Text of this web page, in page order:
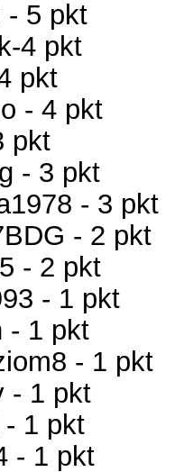
- 5 pkt
4 pkt
pkt
- 4 pkt
pkt
- 3 pkt
- 3 pkt
- 2 pkt
- 2 pkt
- 1 pkt
- 1 pkt
- 1 pkt
- 1 pkt
- 1 pkt
- 1 pkt